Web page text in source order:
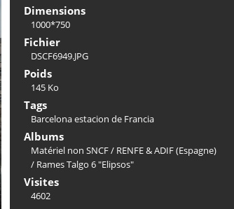
Dimensions
1000*750
Fichier
DSCF6949.JPG
Poids
145 Ko
Tags
Barcelona estacion de Francia
Albums
Matériel non SNCF/ RENFE & ADIF (Espagne)
/ Rames Talgo 6 "Elipsos"
Visites
4602